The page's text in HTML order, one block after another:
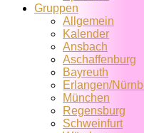
Gruppen
Allgemein
Kalender
Ansbach
Aschaffenburg
Bayreuth
Erlangen/
München
Regensburg
Schweinfurt